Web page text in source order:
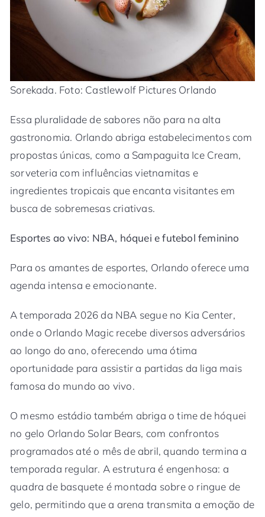
Sorekada. Foto: Castlewolf Pictures Orlando
Essa pluralidade de sabores não para na alta
gastronomia. Orlando abriga estabelecimentos com
propostas únicas, como a Sampaguita Ice Cream,
sorveteria com influências vietnamitas e
ingredientes tropicais que encanta visitantes em
busca de sobremesas criativas.
Esportes ao vivo: NBA, hóquei e futebol feminino
Para os amantes de esportes, Orlando oferece uma
agenda intensa e emocionante.
A temporada 2026 da NBA segue no Kia Center,
onde o Orlando Magic recebe diversos adversários
ao longo do ano, oferecendo uma ótima
oportunidade para assistir a partidas da liga mais
famosa do mundo ao vivo.
O mesmo estádio também abriga o time de hóquei
no gelo Orlando Solar Bears, com confrontos
programados até o mês de abril, quando termina a
temporada regular. A estrutura é engenhosa: a
quadra de basquete é montada sobre o ringue de
gelo, permitindo que a arena transmita a emoção de